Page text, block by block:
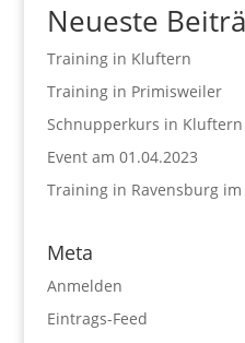
Neueste
Training in Kluftern
Training in Primisweiler
Schnupperkurs in Kluftern
Event am 01.04.2023
Training in Ravensburg im
Meta
Anmelden
Eintrags-Feed